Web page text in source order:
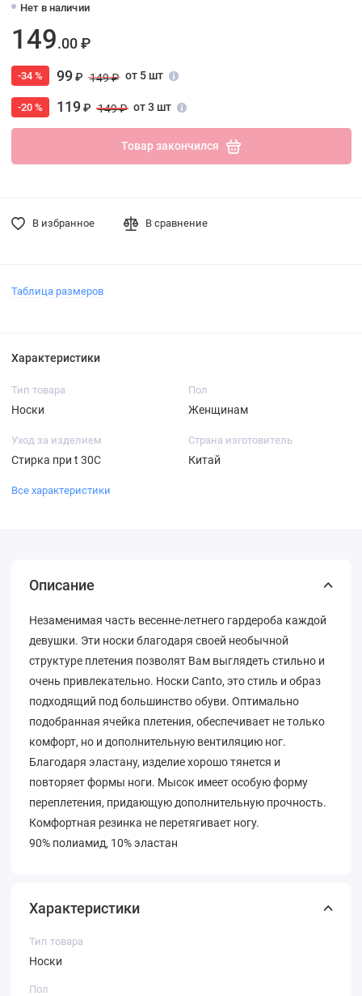
Нет в наличии
149.00 ₽
-34 % 99₽ 149 ₽ от 5 шт
-20 % 119₽ 149 ₽ от 3 шт
Товар закончился
В избранное В сравнение
Таблица размеров
Характеристики
Тип товара
Носки
Пол
Женщинам
Уход за изделием
Стирка при t 30С
Страна изготовитель
Китай
Все характеристики
Описание
Незаменимая часть весенне-летнего гардероба каждой
девушки. Эти носки благодаря своей необычной
структуре плетения позволят Вам выглядеть стильно и
очень привлекательно. Носки Canto, это стиль и образ
подходящий под большинство обуви. Оптимально
подобранная ячейка плетения, обеспечивает не только
комфорт, но и дополнительную вентиляцию ног.
Благодаря эластану, изделие хорошо тянется и
повторяет формы ноги. Мысок имеет особую форму
переплетения, придающую дополнительную прочность.
Комфортная резинка не перетягивает ногу.
90% полиамид, 10% эластан
Характеристики
Тип товара
Носки
Пол